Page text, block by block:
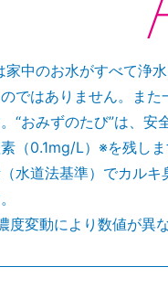
家中のお水がすべて浄
ではありません。ま
“おみずのたび”は、
（0.1mg/L）※を残し
水道法基準）でカル
度変動により数値が異